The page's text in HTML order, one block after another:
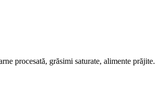
procesată, grăsimi saturate, alimente prăjite.